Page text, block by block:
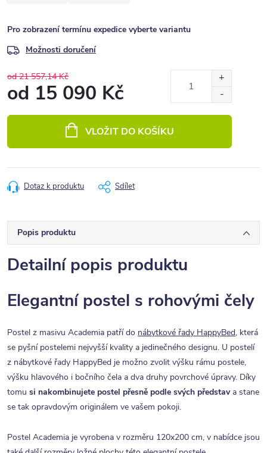
Pro zobrazení termínu expedice vyberte variantu
Možnosti doručení
od 21 557,14 Kč
od 15 090 Kč
VLOŽIT DO KOŠÍKU
Dotaz k produktu Sdílet
Popis produktu
Detailní popis produktu
Elegantní postel s rohovými čely
Postel z masivu Academia patří do nábytkové řady HappyBed, která
se pyšní postelemi nejvyšší kvality a jedinečného designu. U postelí
z nábytkové řady HappyBed je možno zvolit výšku rámu postele,
výšku hlavového i bočního čela a dva druhy povrchové úpravy. Díky
tomu si nakombinujete postel přesně podle svých představa stane
se tak opravdovým originálem ve vašem pokoji.
Postel Academia je vyrobena v rozměru 120x200 cm, v nabídce jsou